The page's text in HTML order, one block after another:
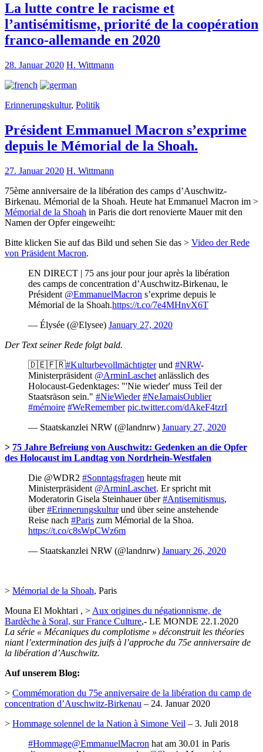
La lutte contre le racisme et
l’antisémitisme, priorité de la coopération
franco-allemande en 2020
28. Januar 2020 H. Wittmann
Erinnerungskultur, Politik
Président Emmanuel Macron s’exprime
depuis le Mémorial de la Shoah.
27. Januar 2020 H. Wittmann
75ème anniversaire de la libération des camps d’Auschwitz-
Birkenau. Mémorial de la Shoah. Heute hat Emmanuel Macron im >
Mémorial de la Shoah in Paris die dort renovierte Mauer mit den
Namen der Opfer eingeweiht:
Bitte klicken Sie auf das Bild und sehen Sie das > Video der Rede
von Präsident Macron.
EN DIRECT | 75 ans jour pour jour après la libération
des camps de concentration d’Auschwitz-Birkenau, le
Président @EmmanuelMacron s’exprime depuis le
Mémorial de la Shoah.https://t.co/7e4MHnvX6T
— Élysée (@Elysee) January 27, 2020
Der Text seiner Rede folgt bald.
🇩🇪🇫🇷#Kulturbevollmächtigterund #NRW-
Ministerpräsident @ArminLaschet anlässlich des
Holocaust-Gedenktages: "'Nie wieder' muss Teil der
Staatsräson sein." #NieWieder #NeJamaisOublier
#mémoire #WeRemember pic.twitter.com/dAkeF4tzrI
— Staatskanzlei NRW (@landnrw) January 27, 2020
> 75 Jahre Befreiung von Auschwitz: Gedenken an die Opfer
des Holocaust im Landtag von Nordrhein-Westfalen
Die @WDR2 #Sonntagsfragen heute mit
Ministerpräsident @ArminLaschet. Er spricht mit
Moderatorin Gisela Steinhauer über#Antisemitismus,
über#Erinnerungskulturund über seine anstehende
Reise nach #Paris zum Mémorial de la Shoa.
https://t.co/c8sWpCWz6m
— Staatskanzlei NRW (@landnrw) January 26, 2020
> Mémorial de la Shoah, Paris
Mouna El Mokhtari , > Aux origines du négationnisme, de
Bardèche à Soral, sur France Culture,- LE MONDE 22.1.2020
La série « Mécaniques du complotisme » déconstruit les théories
niant l’extermination des juifs à l’approche du 75e anniversaire de
la libération d’Auschwitz.
Auf unserem Blog:
> Commémoration du 75e anniversaire de la libération du camp de
concentration d’Auschwitz-Birkenau – 24. Januar 2020
> Hommage solennel de la Nation à Simone Veil – 3. Juli 2018
#Hommage@EmmanuelMacron hat am 30.01 in Paris